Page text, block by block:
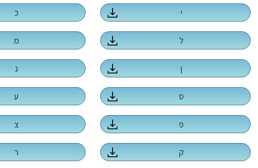
י כ
ל מ
ן נ
ס ע
פ צ
ק ר